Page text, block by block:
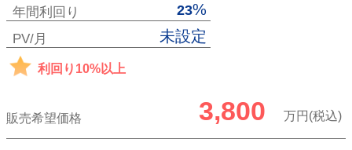
年間利回り 23%
PV/月 未設定
利回り10%以上
販売希望価格 3,800 万円(税込)